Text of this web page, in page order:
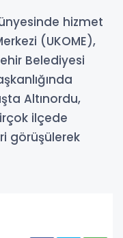
hizmet
(UKOME),
Belediyesi
Altınordu,
ilçede
görüşülerek